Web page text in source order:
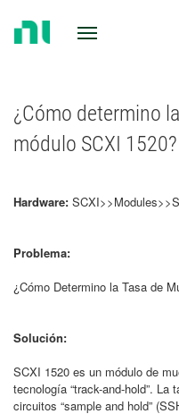
¿Cómo determino
módulo SCXI 1520?
Hardware:
Problema:
¿Cómo Determino la Tasa de
Solución:
SCXI 1520 es un módulo de
tecnología “track-and-hold”.
circuitos “sample and hold”